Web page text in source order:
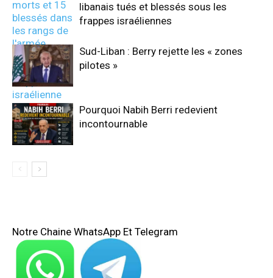
libanais tués et blessés sous les
frappes israéliennes
Sud-Liban : Berry rejette les « zones
pilotes »
Pourquoi Nabih Berri redevient
incontournable
Notre Chaine WhatsApp Et Telegram